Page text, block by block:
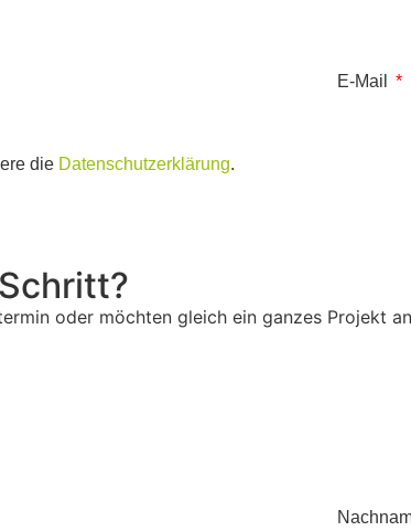
E-Mail
die Datenschutzerklärung.
oder möchten gleich ein ganzes Projekt